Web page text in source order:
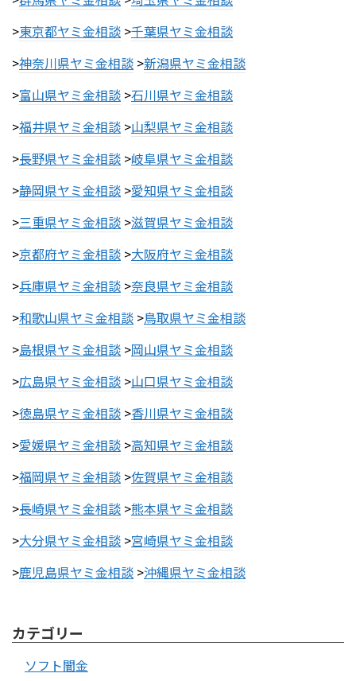
>東京都ヤミ金相談 >千葉県ヤミ金相談
>神奈川県ヤミ金相談 >新潟県ヤミ金相談
>富山県ヤミ金相談 >石川県ヤミ金相談
>福井県ヤミ金相談 >山梨県ヤミ金相談
>長野県ヤミ金相談 >岐阜県ヤミ金相談
>静岡県ヤミ金相談 >愛知県ヤミ金相談
>三重県ヤミ金相談 >滋賀県ヤミ金相談
>京都府ヤミ金相談 >大阪府ヤミ金相談
>兵庫県ヤミ金相談 >奈良県ヤミ金相談
>和歌山県ヤミ金相談 >鳥取県ヤミ金相談
>島根県ヤミ金相談 >岡山県ヤミ金相談
>広島県ヤミ金相談 >山口県ヤミ金相談
>徳島県ヤミ金相談 >香川県ヤミ金相談
>愛媛県ヤミ金相談 >高知県ヤミ金相談
>福岡県ヤミ金相談 >佐賀県ヤミ金相談
>長崎県ヤミ金相談 >熊本県ヤミ金相談
>大分県ヤミ金相談 >宮崎県ヤミ金相談
>鹿児島県ヤミ金相談 >沖縄県ヤミ金相談
カテゴリー
ソフト闇金